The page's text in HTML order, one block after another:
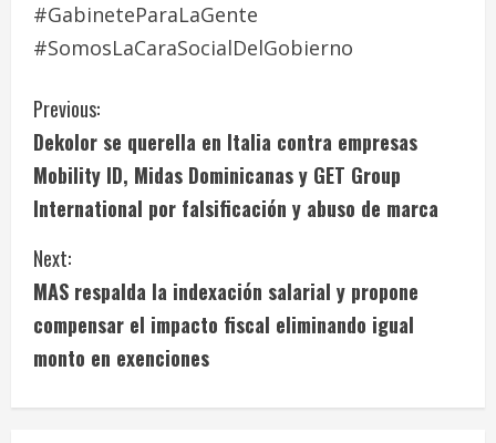
#GabineteParaLaGente
#SomosLaCaraSocialDelGobierno
C
o
n
t
i
n
Previous:
Dekolor se querella en Italia contra empresas
Mobility ID, Midas Dominicanas y GET Group
International por falsificación y abuso de marca
Next:
MAS respalda la indexación salarial y propone
compensar el impacto fiscal eliminando igual
monto en exenciones